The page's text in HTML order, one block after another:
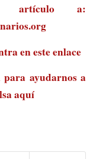
artículo a:
eneste enlace
ayudarnos a
aquí